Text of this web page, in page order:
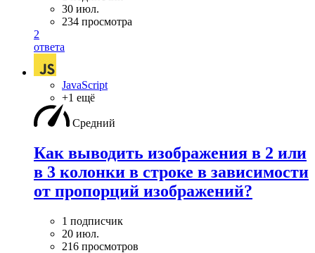
30 июл.
234 просмотра
2
ответа
JavaScript
+1 ещё
Средний
Как выводить изображения в 2 или
в 3 колонки в строке в зависимости
от пропорций изображений?
1 подписчик
20 июл.
216 просмотров